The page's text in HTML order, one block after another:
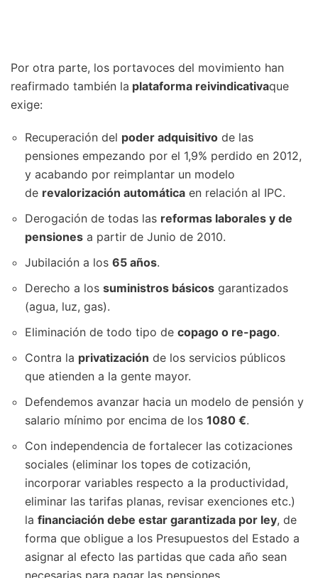
Por otra parte, los portavoces del movimiento han
reafirmado también la plataforma reivindicativaque
exige:
Recuperación del poder adquisitivo de las
pensiones empezando por el 1,9% perdido en 2012,
y acabando por reimplantar un modelo
de revalorización automática en relación al IPC.
Derogación de todas las reformas laborales y de
pensiones a partir de Junio de 2010.
Jubilación a los 65 años.
Derecho a los suministros básicos garantizados
(agua, luz, gas).
Eliminación de todo tipo de copago o re-pago.
Contra la privatización de los servicios públicos
que atienden a la gente mayor.
Defendemos avanzar hacia un modelo de pensión y
salario mínimo por encima de los 1080 €.
Con independencia de fortalecer las cotizaciones
sociales (eliminar los topes de cotización,
incorporar variables respecto a la productividad,
eliminar las tarifas planas, revisar exenciones etc.)
la financiación debe estar garantizada por ley, de
forma que obligue a los Presupuestos del Estado a
asignar al efecto las partidas que cada año sean
necesarias para pagar las pensiones.